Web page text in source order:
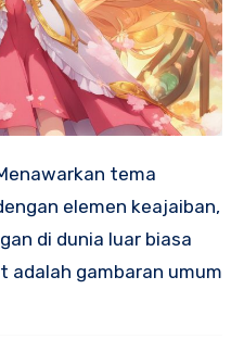
tema
elemen keajaiban,
di dunia luar biasa
adalah gambaran umum